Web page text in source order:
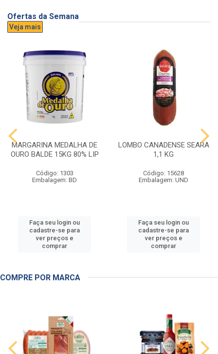
Ofertas da Semana
Veja mais
MARGARINA MEDALHA DE
OURO BALDE 15KG 80% LIP
Código: 1303
Embalagem: BD
Faça seu login ou
cadastre-se para
ver preços e
comprar
LOMBO CANADENSE SEARA
1,1 KG
Código: 15628
Embalagem: UND
Faça seu login ou
cadastre-se para
ver preços e
comprar
COMPRE POR MARCA